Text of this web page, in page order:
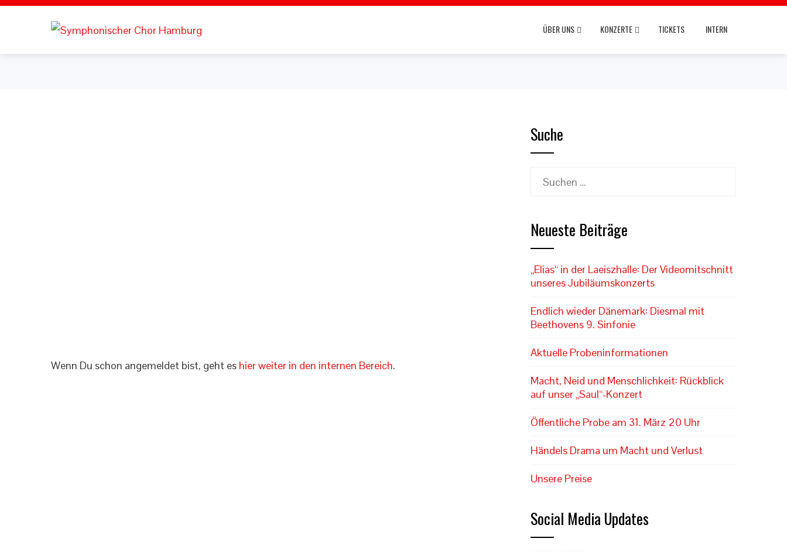
ÜBER UNS KONZERTE TICKETS INTERN
Wenn Du schon angemeldet bist, geht es hier weiter in den internen Bereich.
Suche
Suchen
Neueste Beiträge
„Elias“ in der Laeiszhalle: Der Videomitschnitt
unseres Jubiläumskonzerts
Endlich wieder Dänemark: Diesmal mit
Beethovens 9. Sinfonie
Aktuelle Probeninformationen
Macht, Neid und Menschlichkeit: Rückblick
auf unser „Saul“-Konzert
Öffentliche Probe am 31. März 20 Uhr
Händels Drama um Macht und Verlust
Unsere Preise
Social Media Updates